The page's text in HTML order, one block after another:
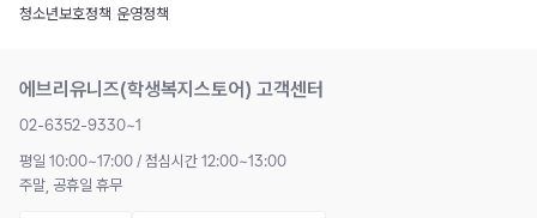
청소년보호정책 운영정책
에브리유니즈(학생복지스토어) 고객센터
02-6352-9330~1
평일 10:00~17:00 / 점심시간 12:00~13:00
주말, 공휴일 휴무